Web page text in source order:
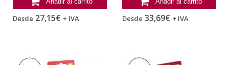
Desde 27,15€ + IVA Desde 33,69€ + IVA